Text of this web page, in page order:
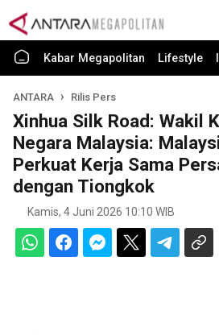
Kabar Megapolitan Lifestyle
ANTARA Rilis Pers
Xinhua Silk Road: Wakil
Negara Malaysia:
Perkuat Kerja Sama
dengan Tiongkok
Kamis, 4 Juni 2026 10:10 WIB